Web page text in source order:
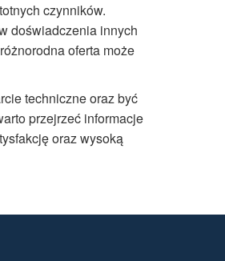
czynników.
doświadczenia innych
oferta może
techniczne oraz być
przejrzeć informacje
oraz wysoką